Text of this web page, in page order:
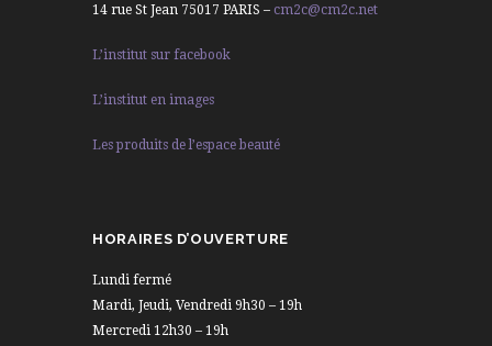
14 rue St Jean 75017 PARIS – cm2c@cm2c.net
L’institut sur facebook
L’institut en images
Les produits de l’espace beauté
HORAIRES D’OUVERTURE
Lundi fermé
Mardi, Jeudi, Vendredi 9h30 – 19h
Mercredi 12h30 – 19h